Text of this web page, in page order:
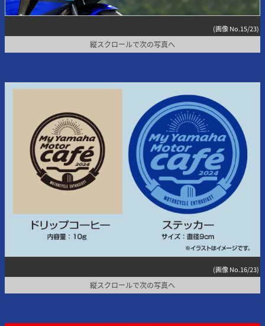
(画像 No.15/23)
縦スクロールで次の写真へ
(画像 No.16/23)
縦スクロールで次の写真へ